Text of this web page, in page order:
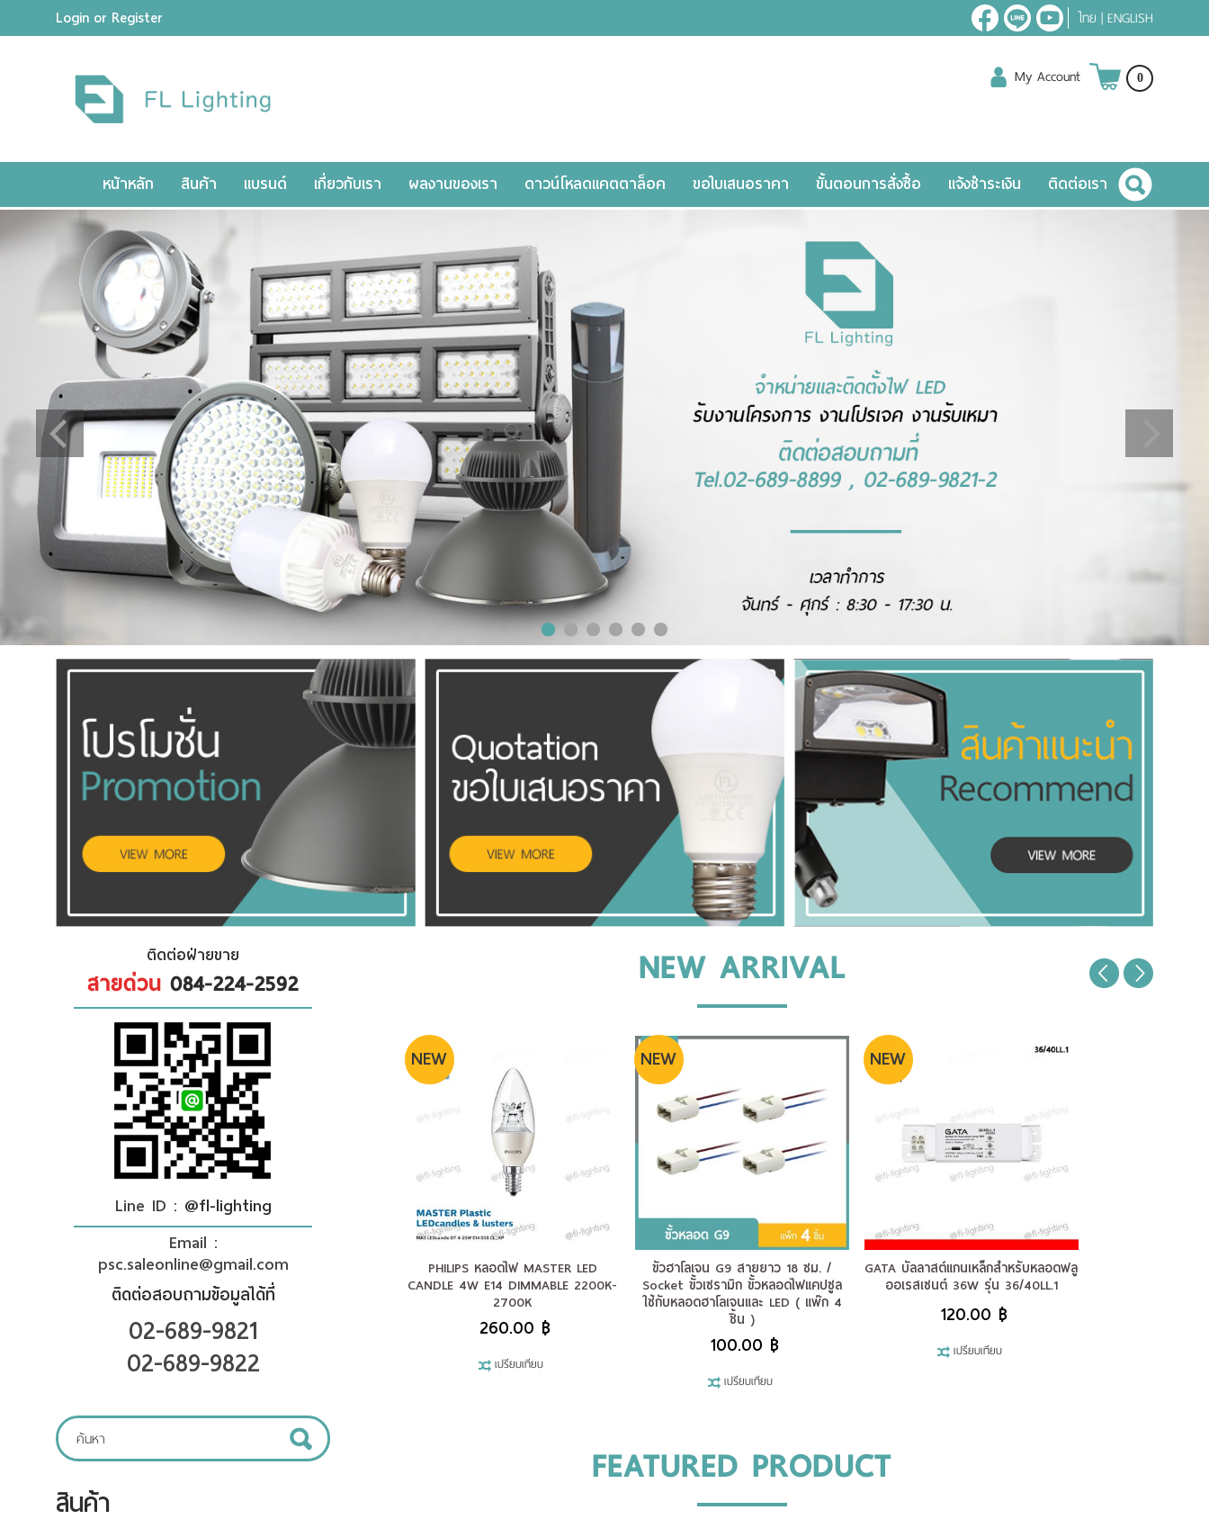
ไทย |ENGLISH
หน้าหลัก สินค้า
เกี่ยวกับเรา
ผลงานของเรา
ดาวน์โหลดแคตตาล็อค
ขอใบเสนอราคา
ขั้นตอนการสั่งซื้อ
แจ้งชำระเงิน
ติดต่อเรา
Login or Register ไทย |ENGLISH
My Account 0
หน้าหลัก สินค้า แบรนด์ เกี่ยวกับเรา ผลงานของเรา ดาวน์โหลดแคตตาล็อค ขอใบเสนอราคา ขั้นตอนการสั่งซื้อ แจ้งชำระเงิน ติดต่อเรา
ติดต่อฝ่ายขาย
สายด่วน 084-224-2592
Line ID : @fl-lighting
Email :
psc.saleonline@gmail.com
ติดต่อสอบถามข้อมูลได้ที่
02-689-9821
02-689-9822
สินค้า
NEW ARRIVAL
NEW
PHILIPS หลอดไฟ MASTER LED
CANDLE 4W E14 DIMMABLE 2200K-
2700K
260.00 ฿
เปรียบเทียบ
NEW
ขั้วฮาโลเจน G9 สายยาว 18 ซม. /
Socket ขั้วเซรามิก ขั้วหลอดไฟแคปซูล
ใช้กับหลอดฮาโลเจนและ LED ( แพ๊ก 4
ชิ้น )
100.00 ฿
เปรียบเทียบ
NEW
GATA บัลลาสต์แกนเหล็กสำหรับหลอดฟลู
ออเรสเซนต์ 36W รุ่น 36/40LL.1
120.00 ฿
เปรียบเทียบ
FEATURED PRODUCT